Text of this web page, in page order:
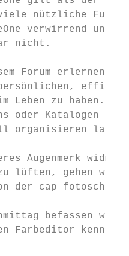
nützliche
verwirrend und
nicht.
Forum erlernen
Leben zu haben.
oder Katalogen
organisieren
Augenmerk
lüften, gehen wir
der cap fotoschule
befassen wir
Farbeditor